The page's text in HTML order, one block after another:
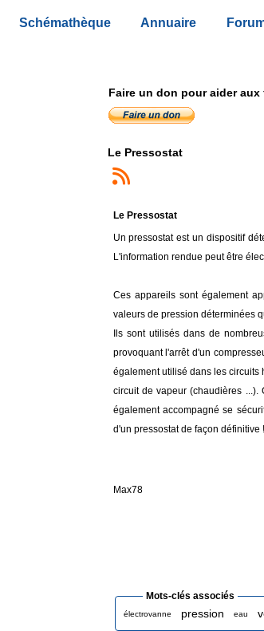
Schémathèque Annuaire
Faire un don pour aider
Le Pressostat
Le Pressostat
Un pressostat est un dispositif
L'information rendue peut être
Ces appareils sont également
valeurs de pression déterminées
Ils sont utilisés dans de
provoquant l'arrêt d'un
également utilisé dans les
circuit de vapeur (chaudières
également accompagné se
d'un pressostat de façon définitive !
Max78
Mots-clés associés
électrovanne pression eau